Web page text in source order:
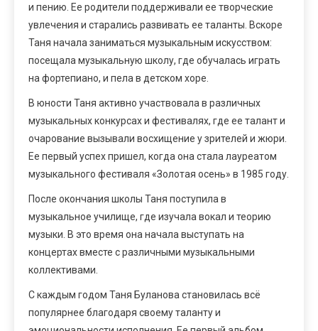
и пению. Ее родители поддерживали ее творческие
увлечения и старались развивать ее таланты. Вскоре
Таня начала заниматься музыкальным искусством:
посещала музыкальную школу, где обучалась играть
на фортепиано, и пела в детском хоре.
В юности Таня активно участвовала в различных
музыкальных конкурсах и фестивалях, где ее талант и
очарование вызывали восхищение у зрителей и жюри.
Ее первый успех пришел, когда она стала лауреатом
музыкального фестиваля «Золотая осень» в 1985 году.
После окончания школы Таня поступила в
музыкальное училище, где изучала вокал и теорию
музыки. В это время она начала выступать на
концертах вместе с различными музыкальными
коллективами.
С каждым годом Таня Буланова становилась всё
популярнее благодаря своему таланту и